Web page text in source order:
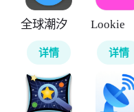
全球潮汐
详情
Lookie
详情